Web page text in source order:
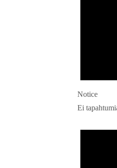
Notice
Ei